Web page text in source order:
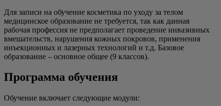
Для записи на обучение косметика по уходу за телом
медицинское образование не требуется, так как данная
рабочая профессия не предполагает проведение инвазивных
вмешательств, нарушения кожных покровов, применения
инъекционных и лазерных технологий и т.д. Базовое
образование – основное общее (9 классов).
Программа обучения
Обучение включает следующие модули: